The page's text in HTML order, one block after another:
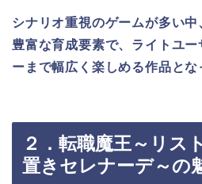
シナリオ重視のゲームが多い
豊富な育成要素で、ライトユ
ーまで幅広く楽しめる作品とな
２．転職魔王～リス
置きセレナーデ～の